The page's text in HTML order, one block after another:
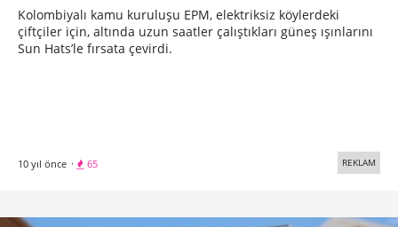
Kolombiyalı kamu kuruluşu EPM, elektriksiz köylerdeki
çiftçiler için, altında uzun saatler çalıştıkları güneş ışınlarını
Sun Hats’le fırsata çevirdi.
10 yıl önce · 65 REKLAM